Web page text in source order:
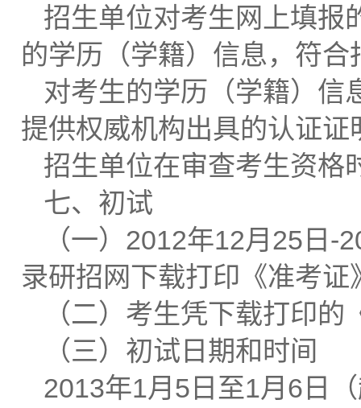
招生单位对考生网上填报
的学历（学籍）信息，符
对考生的学历（学籍）信
提供权威机构出具的认证
招生单位在审查考生资格
七、初试
（一）2012年12月25日-
录研招网下载打印《准考
（二）考生凭下载打印
（三）初试日期和时间
2013年1月5日至1月6日